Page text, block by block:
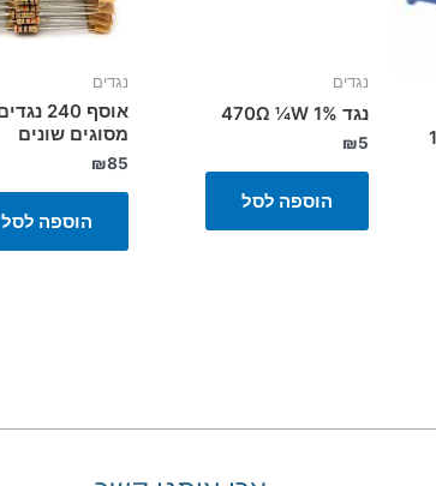
נגדים
נגד 470Ω ¼W 1%
₪5
הוספה לסל
נגדים
מסוגים שונים
₪85
הוספה לסל